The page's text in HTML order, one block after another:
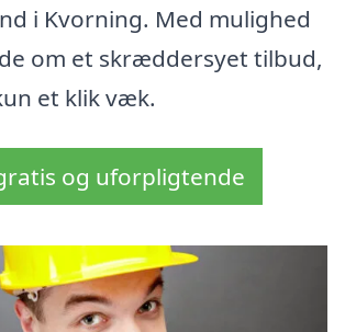
i Kvorning. Med mulighed
om et skræddersyet tilbud,
et klik væk.
og uforpligtende